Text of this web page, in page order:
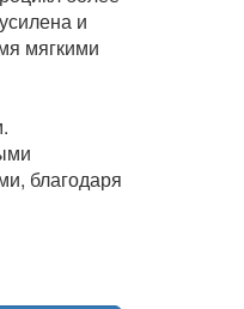
и
мягкими
благодаря